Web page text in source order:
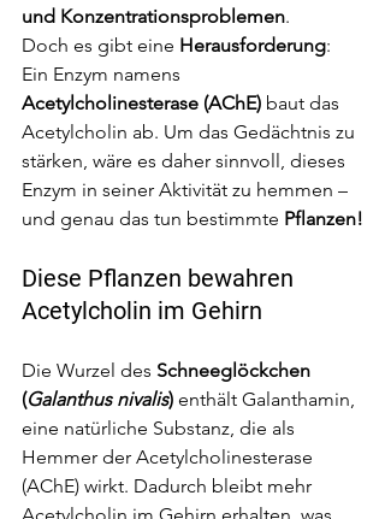
und Konzentrationsproblemen.
Doch es gibt eine Herausforderung:
Ein Enzym namens
Acetylcholinesterase (AChE) baut das
Acetylcholin ab. Um das Gedächtnis zu
stärken, wäre es daher sinnvoll, dieses
Enzym in seiner Aktivität zu hemmen –
und genau das tun bestimmte Pflanzen!
Diese Pflanzen bewahren
Acetylcholin im Gehirn
Die Wurzel des Schneeglöckchen
(Galanthus nivalis) enthält Galanthamin,
eine natürliche Substanz, die als
Hemmer der Acetylcholinesterase
(AChE) wirkt. Dadurch bleibt mehr
Acetylcholin im Gehirn erhalten, was